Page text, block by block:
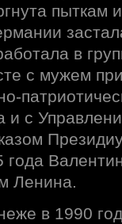
пыткам
в
с мужем
и с
Ленина.
в 1990